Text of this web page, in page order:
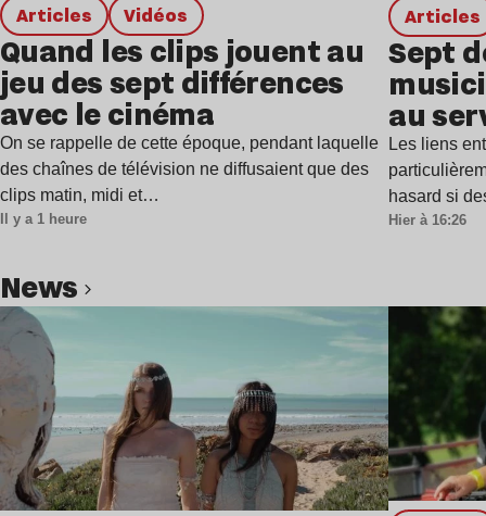
Articles Vidéos
Quand les clips jouent au
jeu des sept différences
avec le cinéma
On se rappelle de cette époque, pendant laquelle
des chaînes de télévision ne diffusaient que des
clips matin, midi et…
Il y a 1 heure
Articles
Sept
au
Les liens
hasard si
Hier à 16:26
news
Lire l’article